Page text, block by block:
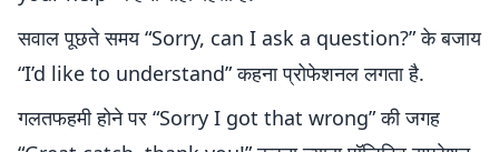
सवाल पूछते समय “Sorry, can I ask a question?” के बजाय
“I’d like to understand” कहना प्रोफेशनल लगता है.
गलतफहमी होने पर “Sorry I got that wrong” की जगह